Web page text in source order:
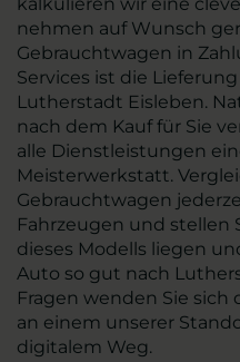
nehmen auf Wunsch
Gebrauchtwagen in
Services ist die
Lutherstadt Eisleben.
nach dem Kauf für Sie
alle Dienstleistungen
Meisterwerkstatt.
Gebrauchtwagen
Fahrzeugen und stellen
dieses Modells liegen
Auto so gut nach
Fragen wenden Sie
an einem unserer
digitalem Weg.